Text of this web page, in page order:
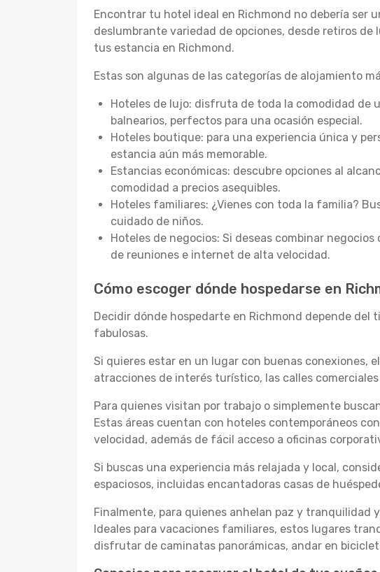
Encontrar tu hotel ideal en Richmond no debería ser
deslumbrante variedad de opciones, desde retiros
tus estancia en Richmond.
Estas son algunas de las categorías de alojamiento
Hoteles de lujo: disfruta de toda la comodidad de
balnearios, perfectos para una ocasión especial.
Hoteles boutique: para una experiencia única y
estancia aún más memorable.
Estancias económicas: descubre opciones al
comodidad a precios asequibles.
Hoteles familiares: ¿Vienes con toda la familia?
cuidado de niños.
Hoteles de negocios: Si deseas combinar
de reuniones e internet de alta velocidad.
Cómo escoger dónde hospedarse en
Decidir dónde hospedarte en Richmond depende
fabulosas.
Si quieres estar en un lugar con buenas conexiones,
atracciones de interés turístico, las calles
Para quienes visitan por trabajo o simplemente
Estas áreas cuentan con hoteles contemporáneos
velocidad, además de fácil acceso a oficinas
Si buscas una experiencia más relajada y local,
espaciosos, incluidas encantadoras casas de
Finalmente, para quienes anhelan paz y tranquilidad
Ideales para vacaciones familiares, estos lugares
disfrutar de caminatas panorámicas, andar en